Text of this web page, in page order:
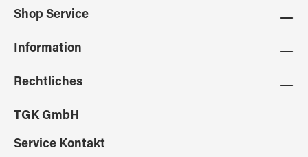
Shop Service
Information
Rechtliches
TGK GmbH
Service Kontakt